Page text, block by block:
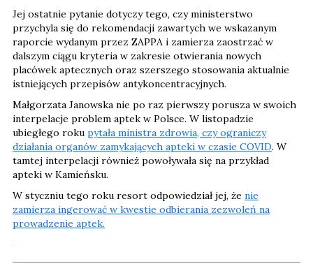
Jej ostatnie pytanie dotyczy tego, czy ministerstwo
przychyla się do rekomendacji zawartych we wskazanym
raporcie wydanym przez ZAPPA i zamierza zaostrzać w
dalszym ciągu kryteria w zakresie otwierania nowych
placówek aptecznych oraz szerszego stosowania aktualnie
istniejących przepisów antykoncentracyjnych.
Małgorzata Janowska nie po raz pierwszy porusza w swoich
interpelacje problem aptek w Polsce. W listopadzie
ubiegłego roku pytała ministra zdrowia, czy ograniczy
działania organów zamykających apteki w czasie COVID. W
tamtej interpelacji również powoływała się na przykład
apteki w Kamieńsku.
W styczniu tego roku resort odpowiedział jej, że nie
zamierza ingerować w kwestie odbierania zezwoleń na
prowadzenie aptek.